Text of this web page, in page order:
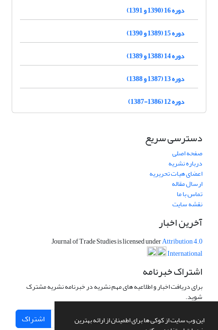
این وب سایت از کوکی ها برای اطمینان از ارائه بهترین
دوره 16 (1390 و 1391)
دوره 15 (1389 و 1390)
دوره 14 (1388 و 1389)
دوره 13 (1387 و 1388)
دوره 12 (1386-1387)
دسترسی سریع
صفحه اصلی
درباره نشریه
اعضای هیات تحریریه
ارسال مقاله
تماس با ما
نقشه سایت
آخرین اخبار
Journal of Trade Studies is licensed underAttribution 4.0
International
اشتراک خبرنامه
برای دریافت اخبار و اطلاعیه های مهم نشریه در خبرنامه نشریه مشترک
شوید.
اشتراک